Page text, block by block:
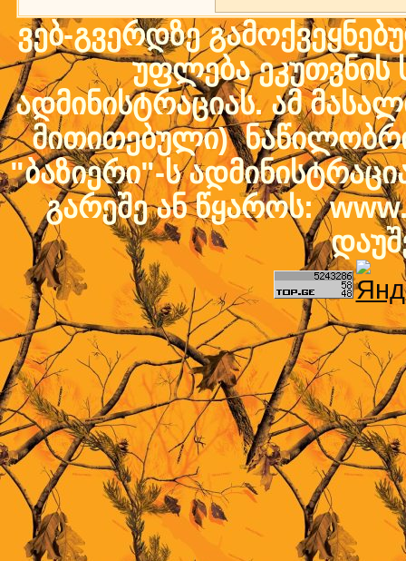
ვებ-გვერდზე
უფლება ეკუთვნის
ადმინისტრაციას. ამ
მითითებული)
"ბაზიერი"-ს
გარეშე ან წყაროს: